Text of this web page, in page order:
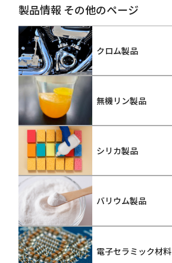
製品情報 その他のページ
クロム製品
無機リン製品
シリカ製品
バリウム製品
電子セラミック材料